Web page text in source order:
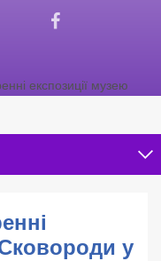

експозиції музею
у